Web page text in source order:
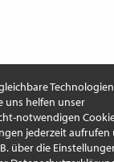
uns helfen unser
notwendigen
jederzeit aufrufen
über die